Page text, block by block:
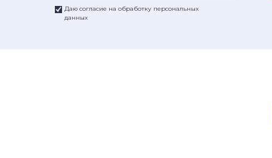
Даю согласие на обработку персональных
данных